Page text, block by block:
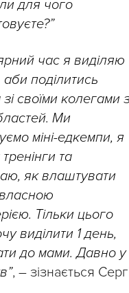
для чого
час я виділяю
поділитись
своїми колегами
Ми
міні-едкемпи, я
та
як влаштувати
Тільки цього
виділити 1 день,
до мами. Давно у
, – зізнається